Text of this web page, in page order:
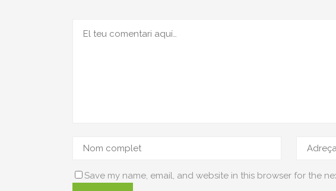
Save my name, email, and website in this browser for the